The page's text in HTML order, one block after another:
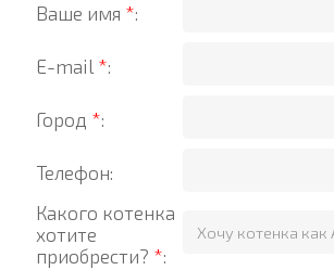
Ваше имя *:
E-mail *:
Город *:
Телефон:
Какого котенка
хотите
приобрести? *: